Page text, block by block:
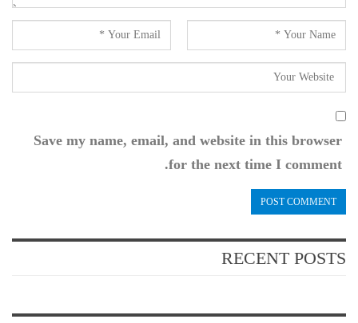
Save my name, email, and website in this browser
for the next time I comment.
RECENT POSTS